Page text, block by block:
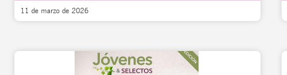
11 de marzo de 2026